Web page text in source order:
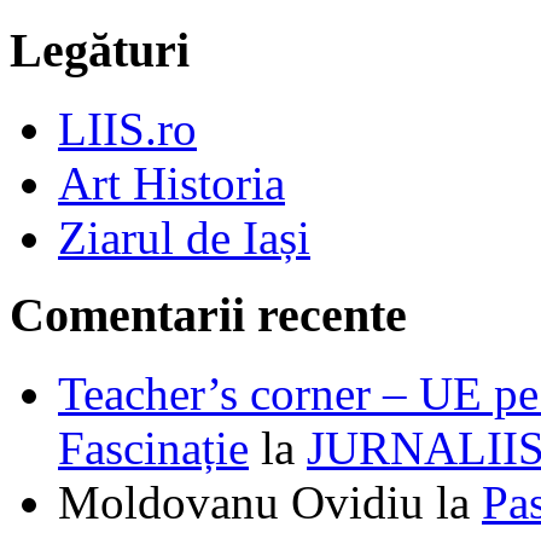
Legături
LIIS.ro
Art Historia
Ziarul de Iași
Comentarii recente
Teacher’s corner – UE
Fascinație la
Moldovanu Ovidiu la